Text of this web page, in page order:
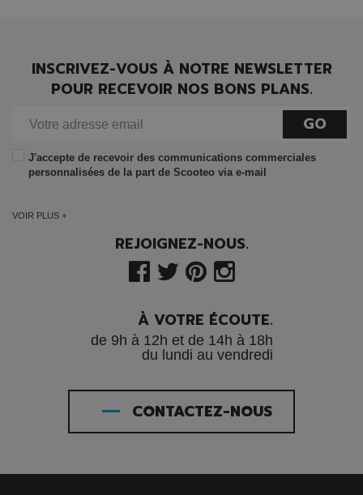
INSCRIVEZ-VOUS À NOTRE NEWSLETTER
POUR RECEVOIR NOS BONS PLANS.
GO
J'accepte de recevoir des communications commerciales
personnalisées de la part de Scooteo via e-mail
VOIR PLUS +
REJOIGNEZ-NOUS.
À VOTRE ÉCOUTE.
de 9h à 12h et de 14h à 18h
du lundi au vendredi
CONTACTEZ-NOUS